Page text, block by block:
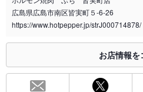
喫煙専用室 なし
合わせください。
お席
40席(1Fはテーブル＆カウ
広島県広島市南区皆実町５-6-26
https://www.hotpepper.jp/strJ000714878/
お店情報を